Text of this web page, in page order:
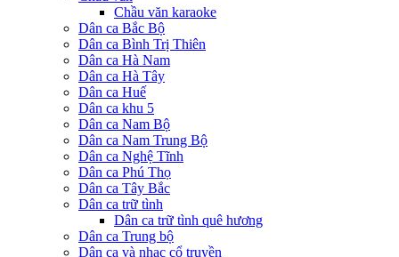
Chầu văn karaoke
Dân ca Bắc Bộ
Dân ca Bình Trị Thiên
Dân ca Hà Nam
Dân ca Hà Tây
Dân ca Huế
Dân ca khu 5
Dân ca Nam Bộ
Dân ca Nam Trung Bộ
Dân ca Nghệ Tĩnh
Dân ca Phú Thọ
Dân ca Tây Bắc
Dân ca trữ tình
Dân ca trữ tình quê hương
Dân ca Trung bộ
Dân ca và nhạc cổ truyền